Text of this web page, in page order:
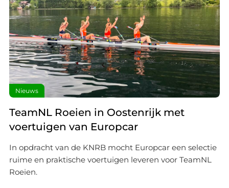
Nieuws
TeamNL Roeien in Oostenrijk met
voertuigen van Europcar
In opdracht van de KNRB mocht Europcar een selectie
ruime en praktische voertuigen leveren voor TeamNL
Roeien.